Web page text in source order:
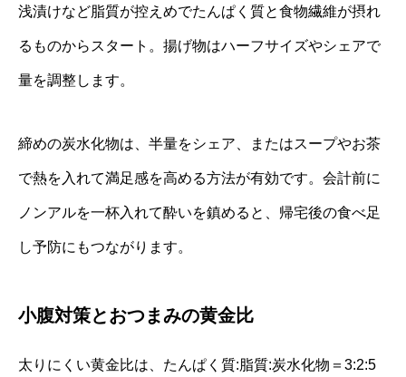
浅漬けなど脂質が控えめでたんぱく質と食物繊維が摂れ
るものからスタート。揚げ物はハーフサイズやシェアで
量を調整します。
締めの炭水化物は、半量をシェア、またはスープやお茶
で熱を入れて満足感を高める方法が有効です。会計前に
ノンアルを一杯入れて酔いを鎮めると、帰宅後の食べ足
し予防にもつながります。
小腹対策とおつまみの黄金比
太りにくい黄金比は、たんぱく質:脂質:炭水化物＝3:2:5